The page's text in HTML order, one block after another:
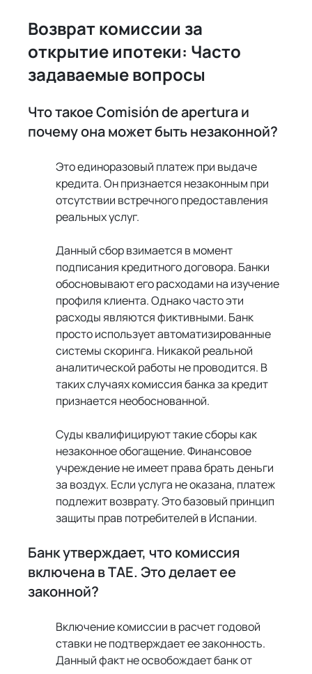
Возврат комиссии за
открытие ипотеки: Часто
задаваемые вопросы
Что такое Comisión de apertura и
почему она может быть незаконной?
Это единоразовый платеж при выдаче
кредита. Он признается незаконным при
отсутствии встречного предоставления
реальных услуг.
Данный сбор взимается в момент
подписания кредитного договора. Банки
обосновывают его расходами на изучение
профиля клиента. Однако часто эти
расходы являются фиктивными. Банк
просто использует автоматизированные
системы скоринга. Никакой реальной
аналитической работы не проводится. В
таких случаях комиссия банка за кредит
признается необоснованной.
Суды квалифицируют такие сборы как
незаконное обогащение. Финансовое
учреждение не имеет права брать деньги
за воздух. Если услуга не оказана, платеж
подлежит возврату. Это базовый принцип
защиты прав потребителей в Испании.
Банк утверждает, что комиссия
включена в TAE. Это делает ее
законной?
Включение комиссии в расчет годовой
ставки не подтверждает ее законность.
Данный факт не освобождает банк от